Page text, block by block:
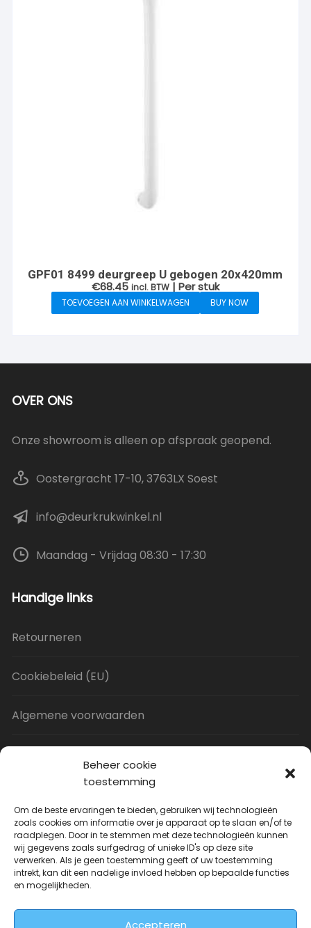
Beheer cookie
toestemming
Om de beste ervaringen te bieden, gebruiken wij technologieën
zoals cookies om informatie over je apparaat op te slaan en/of te
raadplegen. Door in te stemmen met deze technologieën kunnen
wij gegevens zoals surfgedrag of unieke ID's op deze site
verwerken. Als je geen toestemming geeft of uw toestemming
intrekt, kan dit een nadelige invloed hebben op bepaalde functies
en mogelijkheden.
Accepteren
GPF01 8499 deurgreep U gebogen 20x420mm
€68.45 incl. BTW | Per stuk
TOEVOEGEN AAN WINKELWAGEN BUY NOW
OVER ONS
Onze showroom is alleen op afspraak geopend.
Oostergracht 17-10, 3763LX Soest
info@deurkrukwinkel.nl
Maandag - Vrijdag 08:30 - 17:30
Handige links
Retourneren
Cookiebeleid (EU)
Algemene voorwaarden
Uitverkoop
JNF Deurklink gebogen 16mm
prijs
prijs